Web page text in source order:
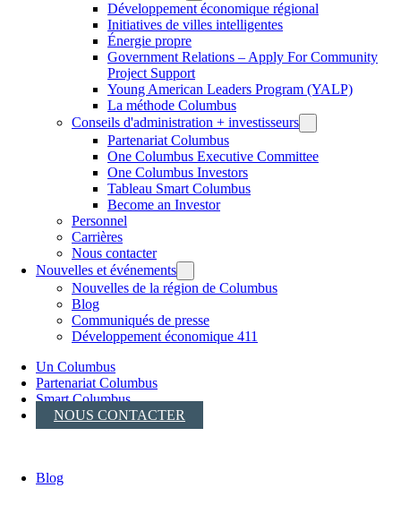
Développement économique régional
Initiatives de villes intelligentes
Énergie propre
Government Relations – Apply For Community
Project Support
Young American Leaders Program (YALP)
La méthode Columbus
Conseils d'administration + investisseurs
Partenariat Columbus
One Columbus Executive Committee
One Columbus Investors
Tableau Smart Columbus
Become an Investor
Personnel
Carrières
Nous contacter
Nouvelles et événements
Nouvelles de la région de Columbus
Blog
Communiqués de presse
Développement économique 411
Un Columbus
Partenariat Columbus
Smart Columbus
NOUS CONTACTER
Blog